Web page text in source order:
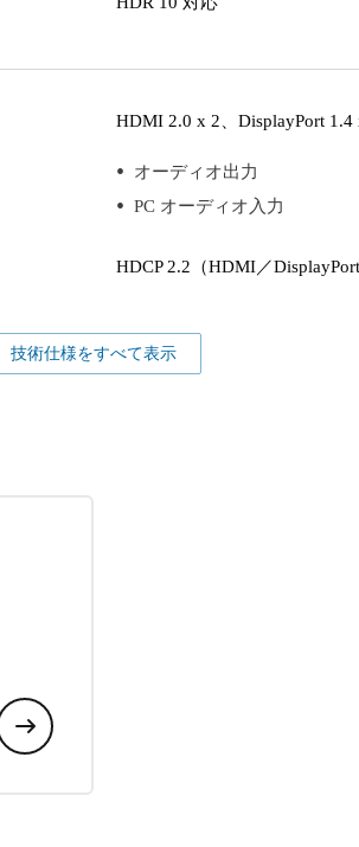
HDMI 2.0 x 2、DisplayPort 1.4
オーディオ出力
PC オーディオ入力
HDCP 2.2（HDMI／
技術仕様をすべて表示